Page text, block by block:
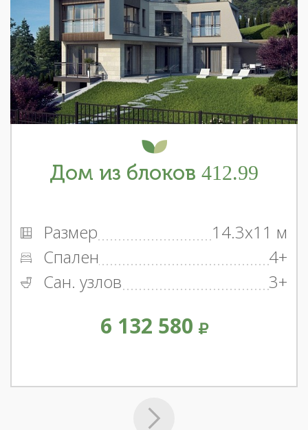
Дом из блоков 412.99
Размер
14.3x11 м
Спален
4+
Сан. узлов
3+
6 132 580